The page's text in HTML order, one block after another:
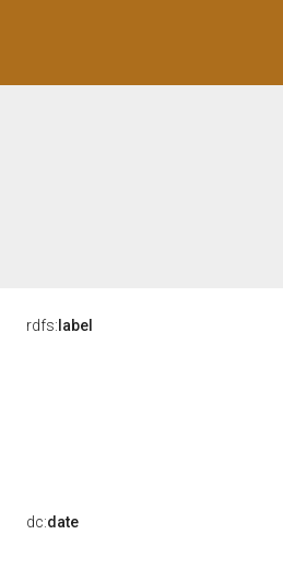
rdfs: label
dc:date